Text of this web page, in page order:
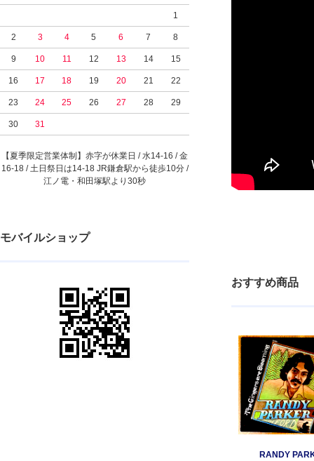
1
2 3 4 5 6 7 8
9 10 11 12 13 14 15
16 17 18 19 20 21 22
23 24 25 26 27 28 29
30 31
【夏季限定営業体制】赤字が休業日 / 水14-16 / 金
16-18 / 土日祭日は14-18 JR鎌倉駅から徒歩10分 /
江ノ電・和田塚駅より30秒
モバイルショップ
おすすめ商品
RANDY